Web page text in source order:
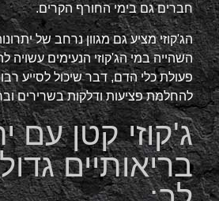
חברים גם בימי החורף הקרים.
הג'קוזי מציע גם מגוון נרחב של
השהייה במי הג'קוזי הנעימים עשויה
פעולת כלי הדם, דבר שיכול לסייע
להחלמת פציעות ודלקות בשרירים
ג'קוזי קטן עם
בריאותיים